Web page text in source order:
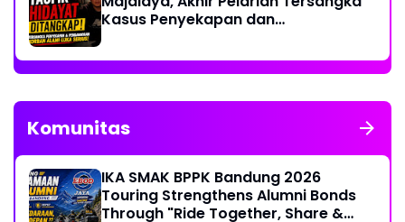
Kasus Penyekapan dan
Komunitas
IKA SMAK BPPK Bandung 2026
Touring Strengthens Alumni Bonds
Through "Ride Together, Share &